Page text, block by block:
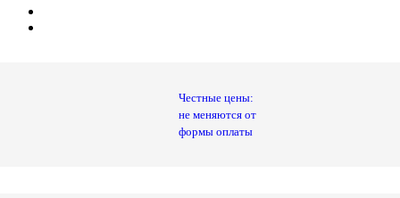
Честные цены:
не меняются от
формы оплаты